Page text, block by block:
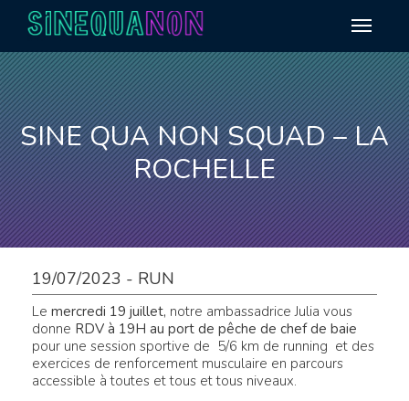
Aller au contenu
SINE QUA NON SQUAD – LA
ROCHELLE
19/07/2023 - RUN
Le mercredi 19 juillet, notre ambassadrice Julia vous
donne RDV à 19H au port de pêche de chef de baie
pour une session sportive de 5/6 km de running et des
exercices de renforcement musculaire en parcours
accessible à toutes et tous et tous niveaux.